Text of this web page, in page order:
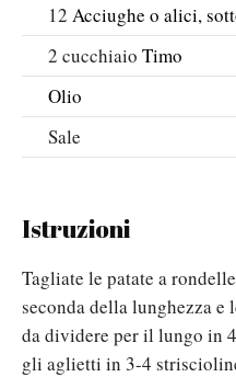
12 Acciughe o alici,
2 cucchiaio Timo
Olio
Sale
Istruzioni
Tagliate le patate a
seconda della lunghezza e
da dividere per il lungo in
gli aglietti in 3-4